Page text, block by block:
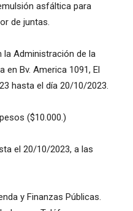
asfáltica para
de juntas.
la Administración de la
en Bv. America 1091, El
hasta el día 20/10/2023.
($10.000.)
el 20/10/2023, a las
y Finanzas Públicas.